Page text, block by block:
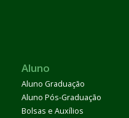
Aluno
Aluno Graduação
Aluno Pós-Graduação
Bolsas e Auxílios